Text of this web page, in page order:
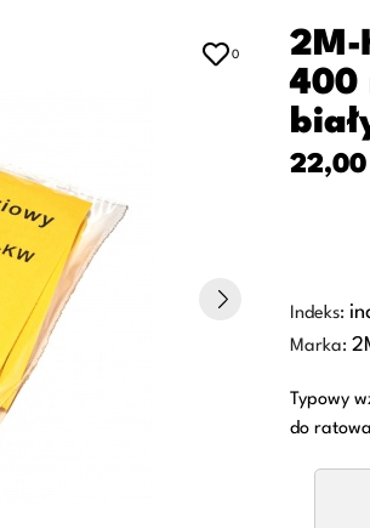
0
2M-
400
22,00
Indeks:
Marka:
Typowy
do